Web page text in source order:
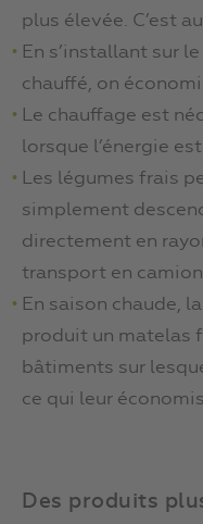
plus élevée. C’est
En s’installant sur
chauffé, on
Le chauffage est
lorsque l’énergie
Les légumes frais
simplement
directement en
transport en
En saison chaude,
produit un matelas
bâtiments sur
ce qui leur
Des produits